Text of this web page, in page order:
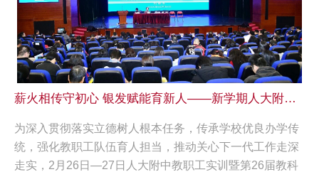
薪火相传守初心 银发赋能育新人——新学期人大附中关工委为全体教职工开展专题培训
为深入贯彻落实立德树人根本任务，传承学校优良办学传
统，强化教职工队伍育人担当，推动关心下一代工作走深
走实，2月26日—27日人大附中教职工实训暨第26届教科